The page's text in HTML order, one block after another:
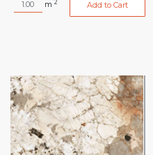
m 2 Add to Cart